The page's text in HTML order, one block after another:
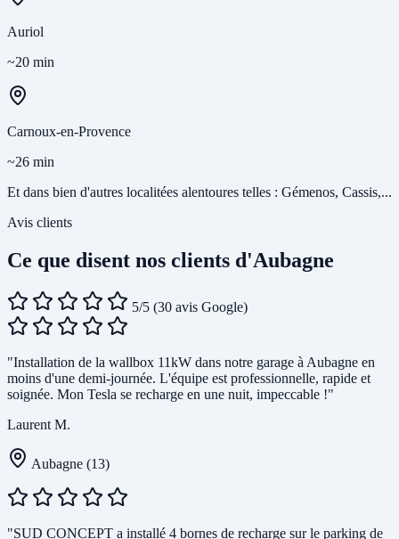
Auriol
~20 min
Carnoux-en-Provence
~26 min
Et dans bien d'autres localitées alentoures telles : Gémenos, Cassis,...
Avis clients
Ce que disent nos clients d'Aubagne
5/5 (30 avis Google)
"Installation de la wallbox 11kW dans notre garage à Aubagne en
moins d'une demi-journée. L'équipe est professionnelle, rapide et
soignée. Mon Tesla se recharge en une nuit, impeccable !"
Laurent M.
Aubagne (13)
"SUD CONCEPT a installé 4 bornes de recharge sur le parking de